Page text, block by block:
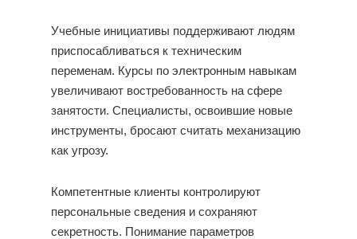
Учебные инициативы поддерживают людям
приспосабливаться к техническим
переменам. Курсы по электронным навыкам
увеличивают востребованность на сфере
занятости. Специалисты, освоившие новые
инструменты, бросают считать механизацию
как угрозу.
Компетентные клиенты контролируют
персональные сведения и сохраняют
секретность. Понимание параметров